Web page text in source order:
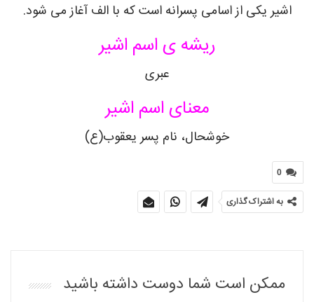
اشیر یکی از اسامی پسرانه است که با الف آغاز می شود.
ریشه ی اسم اشیر
عبری
معنای اسم اشیر
خوشحال، نام پسر یعقوب(ع)
0
به اشتراک گذاری
ممکن است شما دوست داشته باشید